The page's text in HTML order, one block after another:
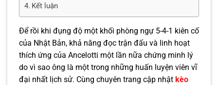
Kết luận
Để rồi khi đụng độ một khối phòng ngự 5-4-1 kiên cố
của Nhật Bản, khả năng đọc trận đấu và linh hoạt
thích ứng của Ancelotti một lần nữa chứng minh lý
do vì sao ông là một trong những huấn luyện viên vĩ
đại nhất lịch sử. Cùng chuyên trang cập nhật kèo